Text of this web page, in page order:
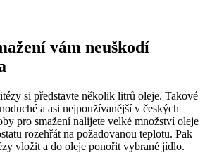
vám neuškodí
si představte několik litrů oleje. Takové
a asi nejpoužívanější v českých
pro smažení nalijete velké množství oleje
rozehřát na požadovanou teplotu. Pak
vložit a do oleje ponořit vybrané jídlo.